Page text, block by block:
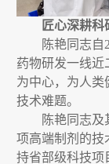
匠心深耕科
陈艳同志自
药物研发一线近
为中心，为人类
技术难题。
陈艳同志
项高端制剂的技
持省部级科技项